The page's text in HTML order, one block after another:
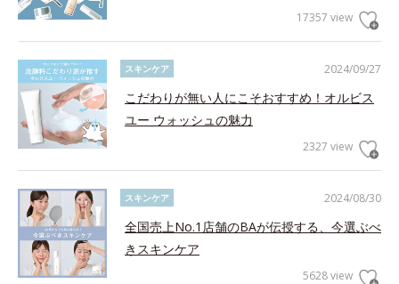
17357 view
2024/09/27
スキンケア
こだわりが無い人にこそおすすめ！オルビス
ユー ウォッシュの魅力
2327 view
2024/08/30
スキンケア
全国売上No.1店舗のBAが伝授する、今選ぶべ
きスキンケア
5628 view